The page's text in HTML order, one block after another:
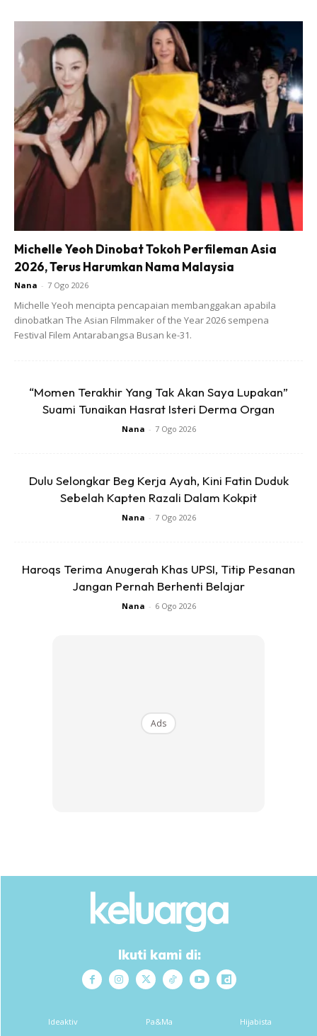
Apa yang melucukan rakyat apabila tuanku menaiki buai
sambil dihayun oleh permaisuri. Comel dan sweet gaya
yang cukup bersahaja disajikan oleh pasangan diraja ini.
“Aksi bersahaja Seri Paduka Baginda menaiki buaian ketika
berangkat menyantuni dan menyampaikan sumbangan di
Kampung Pasir Kemudi, Jalan Sungai Lembing, Kuantan.”
Demikian perkongsian menerusi instagram Istana Negara
baru-baru ini.
Aksi Bersahaja Seri Paduka Baginda
Menaiki Buaian Ketika Berangkat
Menyantuni Dan Menyampaikan
tak pernah tak sweet pasangan sejoli ni.Semoga panjang
Ya Allah..mana nk cari Agong mcm tu…Ampun Tuanku…
anak raja, jadi aku lah raja
Michelle Yeoh Dinobat Tokoh Perfileman Asia
2026, Terus Harumkan Nama Malaysia
Nana - 7 Ogo 2026
Michelle Yeoh mencipta pencapaian membanggakan apabila
dinobatkan The Asian Filmmaker of the Year 2026 sempena
Festival Filem Antarabangsa Busan ke-31.
“Momen Terakhir Yang Tak Akan Saya Lupakan”
Suami Tunaikan Hasrat Isteri Derma Organ
Nana - 7 Ogo 2026
Dulu Selongkar Beg Kerja Ayah, Kini Fatin Duduk
Sebelah Kapten Razali Dalam Kokpit
Nana - 7 Ogo 2026
Haroqs Terima Anugerah Khas UPSI, Titip Pesanan
Jangan Pernah Berhenti Belajar
Nana - 6 Ogo 2026
Ads
Ikuti kami di:
Ideaktiv Pa&Ma Hijabista